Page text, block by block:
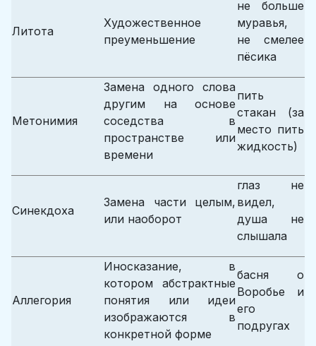
Литота
Художественное
преуменьшение
не больше
муравья,
не смелее
пёсика
Метонимия
Замена одного слова
другим на основе
соседства в
пространстве или
времени
пить
стакан (за
место пить
жидкость)
Синекдоха
Замена части целым,
или наоборот
глаз не
видел,
душа не
слышала
Аллегория
Иносказание, в
котором абстрактные
понятия или идеи
изображаются в
конкретной форме
басня о
Воробье и
его
подругах